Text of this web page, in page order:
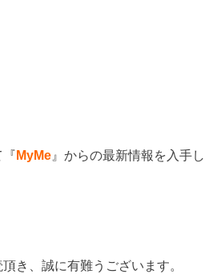
『 MyMe 』からの最新情報を入手し
き、誠に有難うございます。